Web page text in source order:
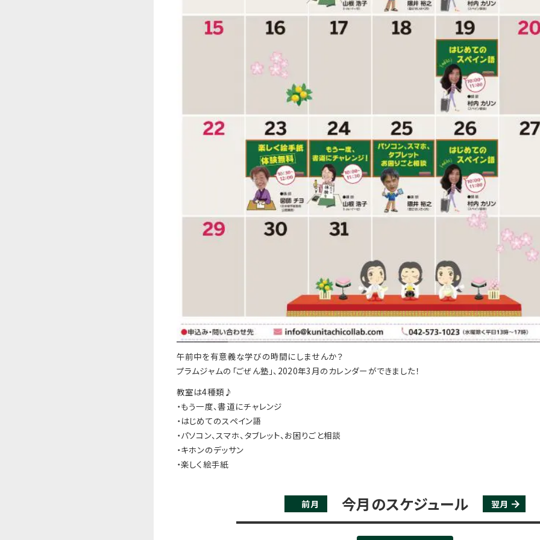
午前中を有意義な学びの時間にしませんか？
プラムジャムの「ごぜん塾」、2020年3月のカレンダーができました！
教室は4種類♪
・もう一度、書道にチャレンジ
・はじめてのスペイン語
・パソコン、スマホ、タブレット、お困りごと相談
・キホンのデッサン
・楽しく絵手紙
前月 今月のスケジュール 翌月